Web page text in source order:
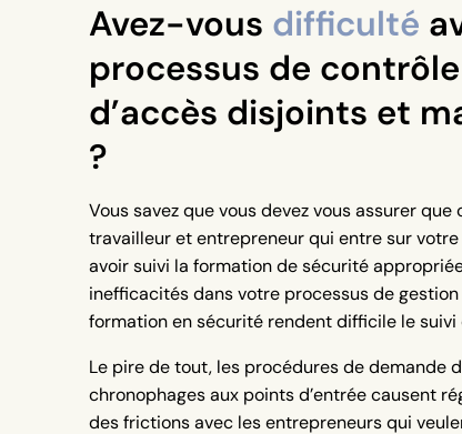
Avez-vous difficulté
processus de contrôle
d’accès disjoints et
?
Vous savez que vous devez vous assurer que
travailleur et entrepreneur qui entre sur
avoir suivi la formation de sécurité
inefficacités dans votre processus de gestion
formation en sécurité rendent difficile le suivi
Le pire de tout, les procédures de demande
chronophages aux points d’entrée causent
des frictions avec les entrepreneurs qui